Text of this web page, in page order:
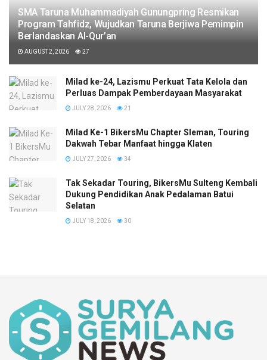
SMA Taruna Muhammadiyah Gunungpring Resmikan
Program Tahfidz, Wujudkan Taruna Berjiwa Pemimpin
Berlandaskan Al-Qur’an
AUGUST 2, 2026 27
Milad ke-24, Lazismu Perkuat Tata Kelola dan
Perluas Dampak Pemberdayaan Masyarakat
JULY 28, 2026 21
Milad Ke-1 BikersMu Chapter Sleman, Touring
Dakwah Tebar Manfaat hingga Klaten
JULY 27, 2026 34
Tak Sekadar Touring, BikersMu Sulteng Kembali
Dukung Pendidikan Anak Pedalaman Batui
Selatan
JULY 18, 2026 30